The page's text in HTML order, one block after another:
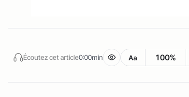
Écoutez cet article0:00min Aa 100%